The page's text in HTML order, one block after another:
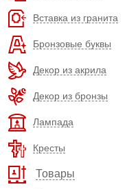
Вставка из гранита
Бронзовые буквы
Декор из акрила
Декор из бронзы
Лампада
Кресты
Товары